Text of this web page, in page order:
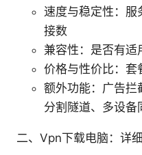
速度与稳定性：服
接数
兼容性：是否有
价格与性价比：套
额外功能：广告拦
分割隧道、多设备
二、Vpn下载电脑：详